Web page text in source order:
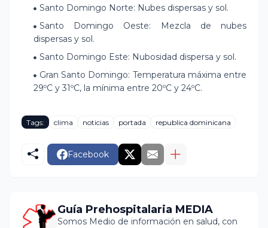
Santo Domingo Norte: Nubes dispersas y sol.
Santo Domingo Oeste: Mezcla de nubes
dispersas y sol.
Santo Domingo Este: Nubosidad dispersa y sol.
Gran Santo Domingo: Temperatura máxima entre
29ºC y 31ºC, la mínima entre 20ºC y 24ºC.
Tags: clima noticias portada republica dominicana
Facebook
Guía Prehospitalaria MEDIA
Somos Medio de información en salud, con